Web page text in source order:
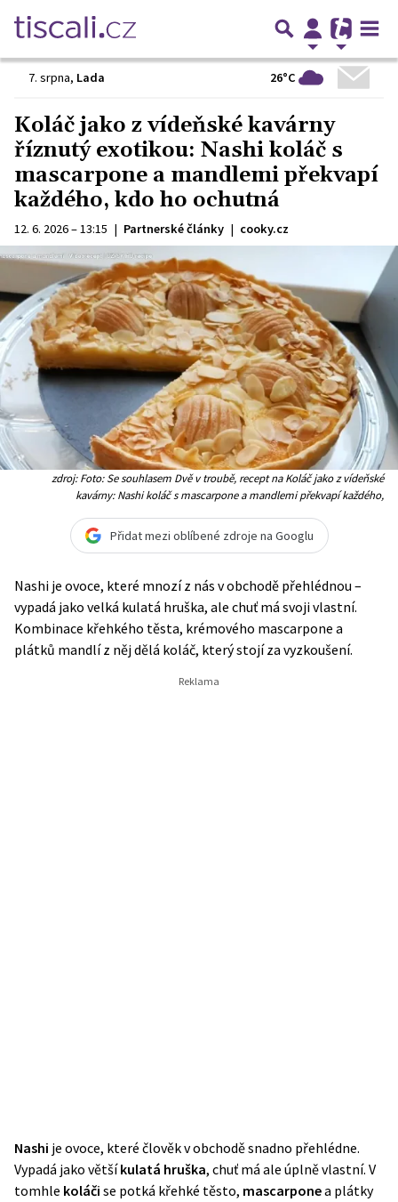
7. srpna, Lada 26°C
Koláč jako z vídeňské kavárny
říznutý exotikou: Nashi koláč s
mascarpone a mandlemi překvapí
každého, kdo ho ochutná
12. 6. 2026 – 13:15 | Partnerské články | cooky.cz
zdroj: Foto: Se souhlasem Dvě v troubě, recept na Koláč jako z vídeňské
kavárny: Nashi koláč s mascarpone a mandlemi překvapí každého,
Přidat mezi oblíbené zdroje na Googlu
Nashi je ovoce, které mnozí z nás v obchodě přehlédnou –
vypadá jako velká kulatá hruška, ale chuť má svoji vlastní.
Kombinace křehkého těsta, krémového mascarpone a
plátků mandlí z něj dělá koláč, který stojí za vyzkoušení.
Nashi je ovoce, které člověk v obchodě snadno přehlédne.
Vypadá jako většíkulatá hruška, chuť má ale úplně vlastní. V
tomhle koláči se potká křehké těsto, mascarponea plátky